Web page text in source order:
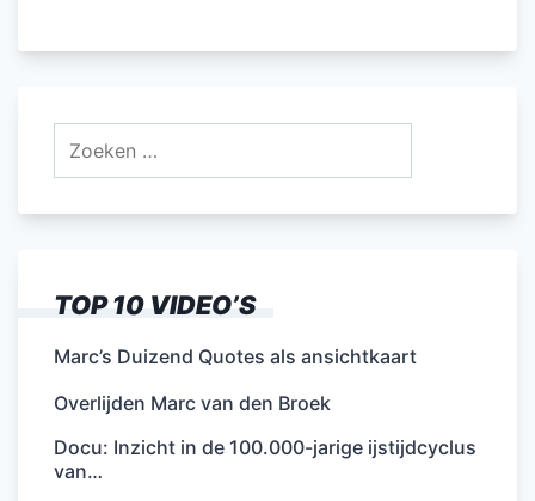
Zoeken
TOP 10 VIDEO’S
Marc’s Duizend Quotes als ansichtkaart
Overlijden Marc van den Broek
Docu: Inzicht in de 100.000-jarige ijstijdcyclus
van…